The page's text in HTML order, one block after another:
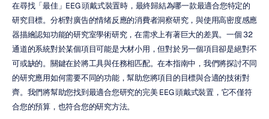
在尋找「最佳」EEG 頭戴式裝置時，最終歸結為哪一款最適合您特定的
研究目標。分析對廣告的情绪反應的消費者洞察研究，與使用高密度感應
器描繪認知功能的研究室學術研究，在需求上有著巨大的差異。一個 32
通道的系統對於某個項目可能是大材小用，但對於另一個項目卻是絕對不
可或缺的。關鍵在於將工具與任務相匹配。在本指南中，我們將探討不同
的研究應用如何需要不同的功能，幫助您將項目的目標與合適的技術對
齊。我們將幫助您找到最適合您研究的完美 EEG 頭戴式裝置，它不僅符
合您的預算，也符合您的研究方法。